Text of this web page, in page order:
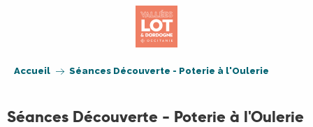
Accueil Séances Découverte - Poterie à l'Oulerie
Séances Découverte - Poterie à l'Oulerie